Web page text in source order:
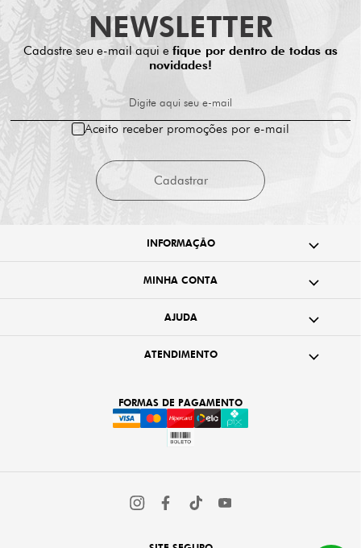
NEWSLETTER
Cadastre seu e-mail aqui e fique por dentro de todas as
novidades!
Digite aqui seu e-mail
Cadastrar
Aceito receber promoções por e-mail
INFORMAÇÃO
MINHA CONTA
AJUDA
ATENDIMENTO
FORMAS DE PAGAMENTO